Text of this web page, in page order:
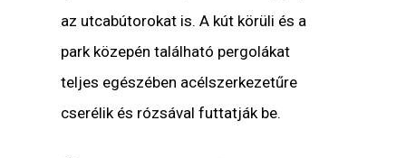
az utcabútorokat is. A kút körüli és a
park közepén található pergolákat
teljes egészében acélszerkezetűre
cserélik és rózsával futtatják be.